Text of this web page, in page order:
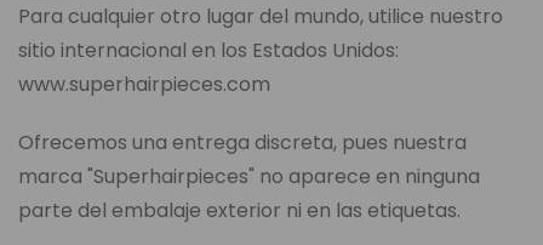
Para cualquier otro lugar del mundo, utilice nuestro
sitio internacional en los Estados Unidos:
www.superhairpieces.com
Ofrecemos una entrega discreta, pues nuestra
marca "Superhairpieces" no aparece en ninguna
parte del embalaje exterior ni en las etiquetas.